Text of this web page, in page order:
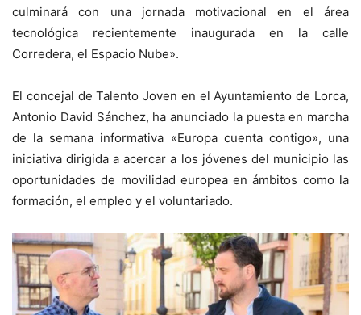
culminará con una jornada motivacional en el área
tecnológica recientemente inaugurada en la calle
Corredera, el Espacio Nube».
El concejal de Talento Joven en el Ayuntamiento de Lorca,
Antonio David Sánchez, ha anunciado la puesta en marcha
de la semana informativa «Europa cuenta contigo», una
iniciativa dirigida a acercar a los jóvenes del municipio las
oportunidades de movilidad europea en ámbitos como la
formación, el empleo y el voluntariado.